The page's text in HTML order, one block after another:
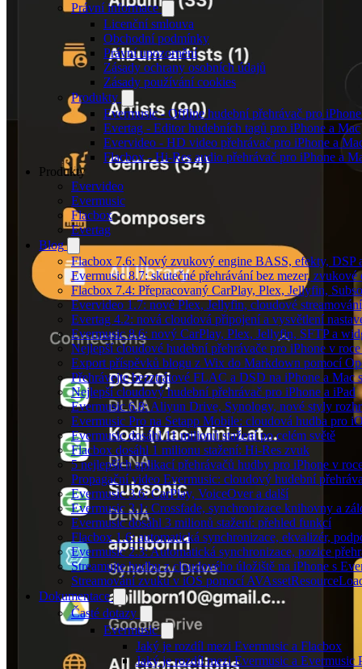
Právní informace
Licenční smlouva
Obchodní podmínky
Právní upozornění
Zásady ochrany osobních údajů
Zásady používání cookies
Produkty
Evermusic - Offline hudební přehrávač pro
Evertag - Editor hudebních tagů pro iPhone a Mac
Evervideo - HD video přehrávač pro iPhone a
Flacbox - Hi-Res audio přehrávač pro iPhone a
Produkty
Evervideo
Evermusic
Flacbox
Evertag
Blog
Flacbox 7.6: Nový zvukový engine BASS, efekty, DSP
Evermusic 8.7: skutečné přehrávání bez mezer,
Flacbox 7.4: Přepracovaný CarPlay, Plex, Jellyfin,
Evervideo 1.7: nové Plex, Jellyfin, cloudové
Evertag 4.2: nová cloudová připojení a vysvětlení
Evermusic 8.6: nový CarPlay, Plex, Jellyfin, SFTP a
Nejlepší cloudové hudební přehrávače pro iPhone v
Export příspěvků blogu z Wix do Markdown pomocí
Přehrávejte bezztrátové FLAC a DSD na iPhone a Mac
Nejlepší cloudový hudební přehrávač pro iPhone a iPad
Evermusic 6.8: Aliyun Drive, Synology, nové styly
Evermusic Pro na Setapp Mobile: cloudová hudba pro
Evermusic dosáhl 11 milionů stažení po celém světě
Flacbox dosáhl 1 milionu stažení: Hi-Res zvuk
5 nejlepších aplikací přehrávačů hudby pro iPhone v
Propagační video Evermusic: cloudový hudební
Evermusic 3.6: CarPlay, VoiceOver a další
Evermusic 3.1: Crossfade, synchronizace knihovny a
Evermusic dosáhl 3 milionů stažení: přehled funkcí
Flacbox 1.6: automatická synchronizace, ekvalizér,
Evermusic 2.3: Automatická synchronizace, pozice
Streamujte hudbu z cloudového úložiště na iPhone s
Streamování zvuku v iOS pomocí
Dokumentace
Časté dotazy
Evermusic
Jaký je rozdíl mezi Evermusic a Flacbox
Jaký je rozdíl mezi Evermusic a Evermusic